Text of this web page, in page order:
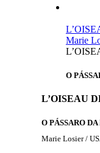
Marie
O
L’OISEAU
O PÁSSARO
Marie Losier /